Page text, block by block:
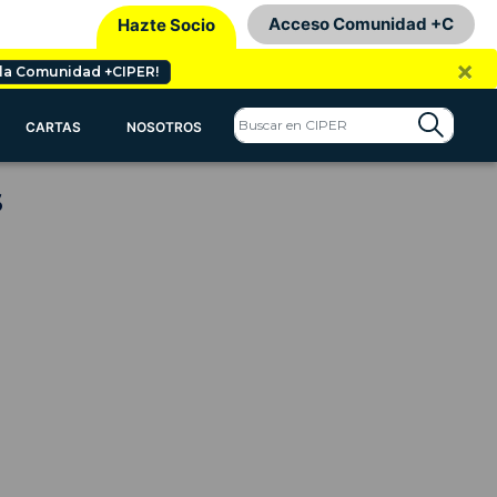
Hazte Socio Acceso Comunidad +C
la Comunidad +CIPER! ×
CARTAS NOSOTROS